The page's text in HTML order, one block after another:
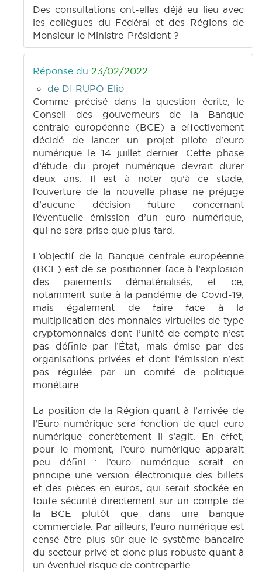
Des consultations ont-elles déjà eu lieu avec
les collègues du Fédéral et des Régions de
Monsieur le Ministre-Président ?
Réponse du 23/02/2022
de DI RUPO Elio
Comme précisé dans la question écrite, le
Conseil des gouverneurs de la Banque
centrale européenne (BCE) a effectivement
décidé de lancer un projet pilote d’euro
numérique le 14 juillet dernier. Cette phase
d’étude du projet numérique devrait durer
deux ans. Il est à noter qu’à ce stade,
l’ouverture de la nouvelle phase ne préjuge
d’aucune décision future concernant
l’éventuelle émission d’un euro numérique,
qui ne sera prise que plus tard.
L’objectif de la Banque centrale européenne
(BCE) est de se positionner face à l’explosion
des paiements dématérialisés, et ce,
notamment suite à la pandémie de Covid-19,
mais également de faire face à la
multiplication des monnaies virtuelles de type
cryptomonnaies dont l’unité de compte n’est
pas définie par l’État, mais émise par des
organisations privées et dont l’émission n’est
pas régulée par un comité de politique
monétaire.
La position de la Région quant à l’arrivée de
l’Euro numérique sera fonction de quel euro
numérique concrètement il s’agit. En effet,
pour le moment, l’euro numérique apparaît
peu défini : l’euro numérique serait en
principe une version électronique des billets
et des pièces en euros, qui serait stockée en
toute sécurité directement sur un compte de
la BCE plutôt que dans une banque
commerciale. Par ailleurs, l’euro numérique est
censé être plus sûr que le système bancaire
du secteur privé et donc plus robuste quant à
un éventuel risque de contrepartie.